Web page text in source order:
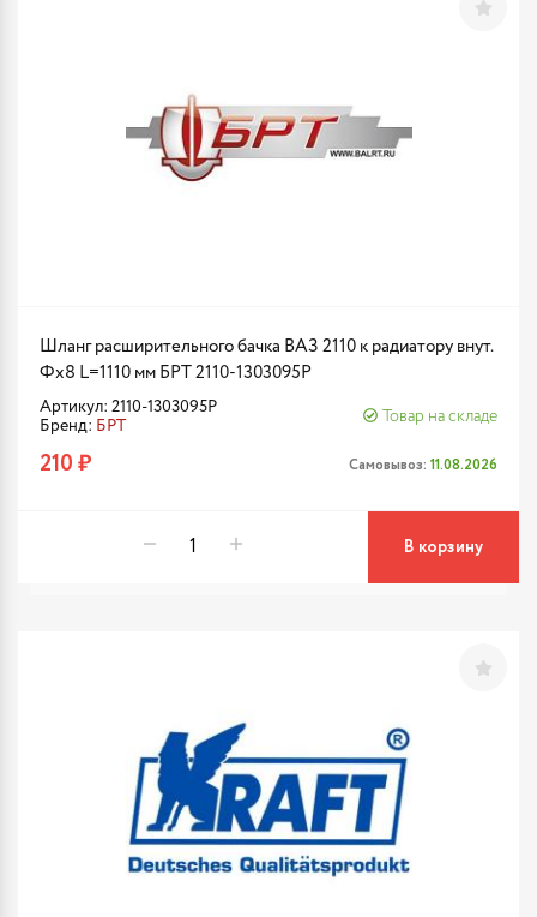
Шланг расширительного бачка ВАЗ 2110 к радиатору внут.
Фx8 L=1110 мм БРТ 2110-1303095Р
Артикул: 2110-1303095Р
Бренд: БРТ
Товар на складе
210 ₽ Самовывоз: 11.08.2026
В корзину